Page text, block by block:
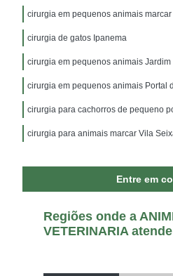
cirurgia em pequenos animais
cirurgia de gatos Ipanema
cirurgia em pequenos animais Jardim
cirurgia em pequenos animais Portal
cirurgia para cachorros de pequeno
cirurgia para animais marcar Vila
Entre em
Regiões onde a
VETERINARIA